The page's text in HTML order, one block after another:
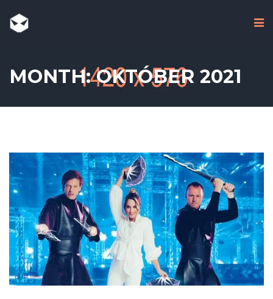
MONTH: OKTÓBER 2021